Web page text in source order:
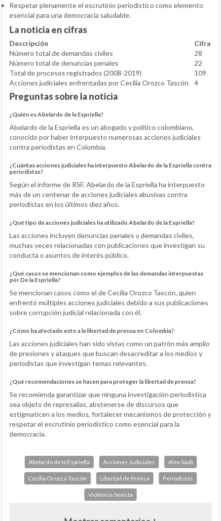
Respetar plenamente el escrutinio periodístico como elemento
esencial para una democracia saludable.
La noticia en cifras
Descripción
Cifra
Número total de demandas civiles
28
Número total de denuncias penales
22
Total de procesos registrados (2008-2019)
109
Acciones judiciales enfrentadas por Cecilia Orozco Tascón
4
Preguntas sobre la noticia
¿Quién es Abelardo de la Espriella?
Abelardo de la Espriella es un abogado y político colombiano,
conocido por haber interpuesto numerosas acciones judiciales
contra periodistas en Colombia.
¿Cuántas acciones judiciales ha interpuesto Abelardo de la Espriella contra
periodistas?
Según el informe de RSF, Abelardo de la Espriella ha interpuesto
más de un centenar de acciones judiciales abusivas contra
periodistas en los últimos diez años.
¿Qué tipo de acciones judiciales ha utilizado Abelardo de la Espriella?
Las acciones incluyen denuncias penales y demandas civiles,
muchas veces relacionadas con publicaciones que investigan su
conducta o asuntos de interés público.
¿Qué casos se mencionan como ejemplos de las demandas interpuestas
por De la Espriella?
Se mencionan casos como el de Cecilia Orozco Tascón, quien
enfrentó múltiples acciones judiciales debido a sus publicaciones
sobre corrupción judicial relacionada con él.
¿Cómo ha afectado esto a la libertad de prensa en Colombia?
Las acciones judiciales han sido vistas como un patrón más amplio
de presiones y ataques que buscan desacreditar a los medios y
periodistas que investigan temas relevantes.
¿Qué recomendaciones se hacen para proteger la libertad de prensa?
Se recomienda garantizar que ninguna investigación periodística
sea objeto de represalias, abstenerse de discursos que
estigmaticen a los medios, fortalecer mecanismos de protección y
respetar el escrutinio periodístico como esencial para la
democracia.
Abelardo de la Espriella Acciones Judiciales Alex Saab
Cecilia Orozco Tascón Libertad de Prensa Periodistas
Violencia Sexista